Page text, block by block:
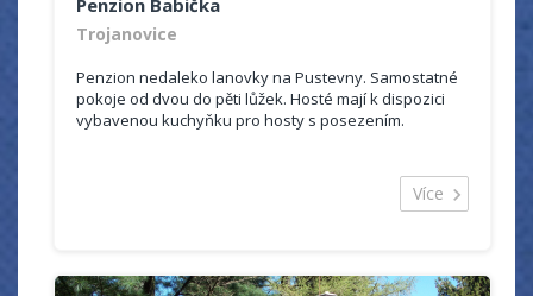
Trojanovice
Penzion nedaleko lanovky na Pustevny. Samostatné
pokoje od dvou do pěti lůžek. Hosté mají k dispozici
vybavenou kuchyňku pro hosty s posezením.
Více